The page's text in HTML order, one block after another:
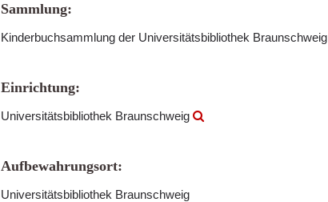
Sammlung:
Kinderbuchsammlung der Universitätsbibliothek Braunschweig
Einrichtung:
Universitätsbibliothek Braunschweig
Aufbewahrungsort:
Universitätsbibliothek Braunschweig